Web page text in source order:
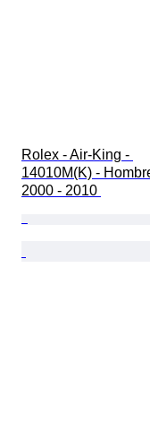
Rolex - Air-King -
14010M(K) -
2000 - 2010